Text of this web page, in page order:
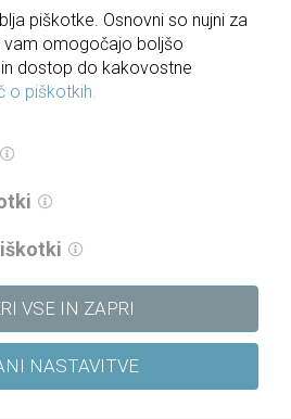
piškotke. Osnovni so nujni za
vam omogočajo boljšo
dostop do kakovostne
o piškotkih.
VSE IN ZAPRI
NASTAVITVE